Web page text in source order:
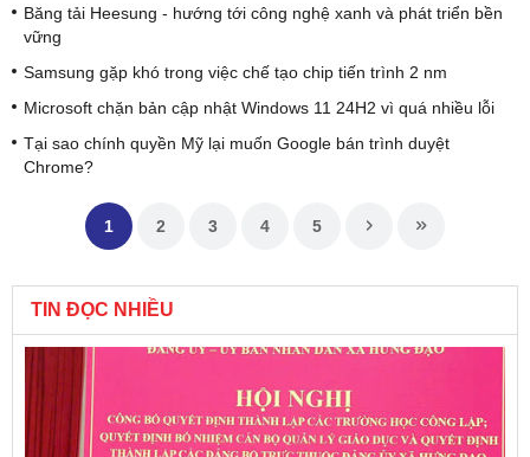
Băng tải Heesung - hướng tới công nghệ xanh và phát triển bền
vững
Samsung gặp khó trong việc chế tạo chip tiến trình 2 nm
Microsoft chặn bản cập nhật Windows 11 24H2 vì quá nhiều lỗi
Tại sao chính quyền Mỹ lại muốn Google bán trình duyệt
Chrome?
1 2 3 4 5
TIN ĐỌC NHIỀU